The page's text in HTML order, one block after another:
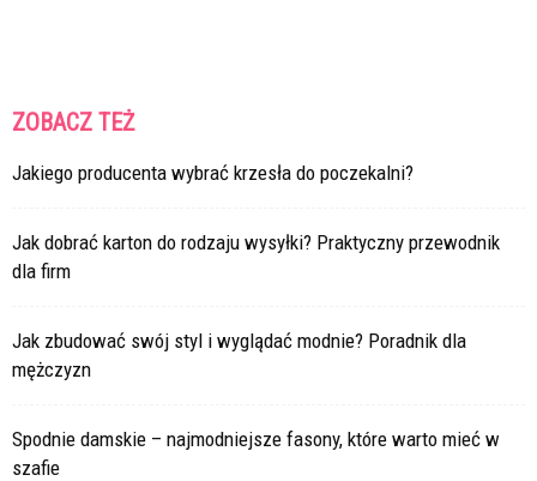
ZOBACZ TEŻ
Jakiego producenta wybrać krzesła do poczekalni?
Jak dobrać karton do rodzaju wysyłki? Praktyczny przewodnik
dla firm
Jak zbudować swój styl i wyglądać modnie? Poradnik dla
mężczyzn
Spodnie damskie – najmodniejsze fasony, które warto mieć w
szafie